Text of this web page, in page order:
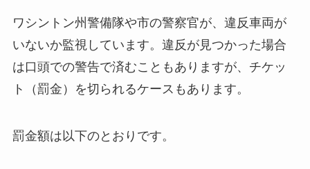
ワシントン州警備隊や市の警察官が、違反車両が
いないか監視しています。違反が見つかった場合
は口頭での警告で済むこともありますが、チケッ
ト（罰金）を切られるケースもあります。
罰金額は以下のとおりです。